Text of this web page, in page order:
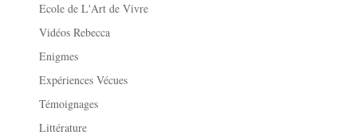
Ecole de L'Art de Vivre
Vidéos Rebecca
Enigmes
Expériences Vécues
Témoignages
Littérature